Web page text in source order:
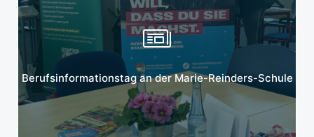
Berufsinformationstag an der Marie-Reinders-Schule
Mehr erfahren